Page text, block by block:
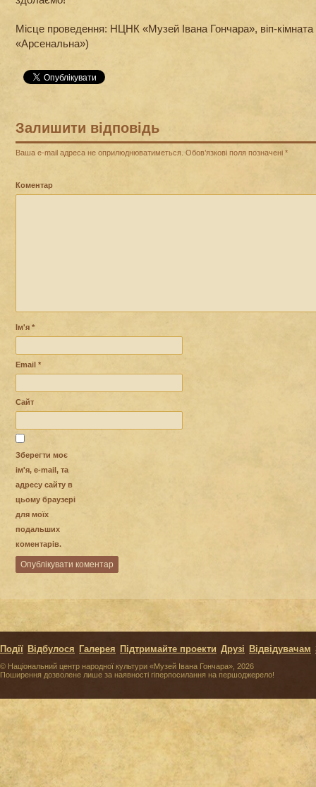
Місце проведення: НЦНК «Музей Івана Гончара», віп-
«Арсенальна»)
Залишити відповідь
Ваша e-mail адреса не оприлюднюватиметься. Обов’язкові поля позначені *
Коментар
Ім'я *
Email *
Сайт
Зберегти моє
ім'я, e-mail, та
адресу сайту в
цьому браузері
для моїх
подальших
коментарів.
© Національний центр народної культури «Музей Івана Гончара», 2026
Поширення дозволене лише за наявності гіперпосилання на першоджерело!
Події Відбулося Галерея Підтримайте проекти Друзі Відвідувачам